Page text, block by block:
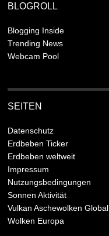
BLOGROLL
Blogging Inside
Trending News
Webcam Pool
SEITEN
Datenschutz
Erdbeben Ticker
Erdbeben weltweit
Impressum
Nutzungsbedingungen
Sonnen Aktivität
Vulkan Aschewolken Global
Wolken Europa